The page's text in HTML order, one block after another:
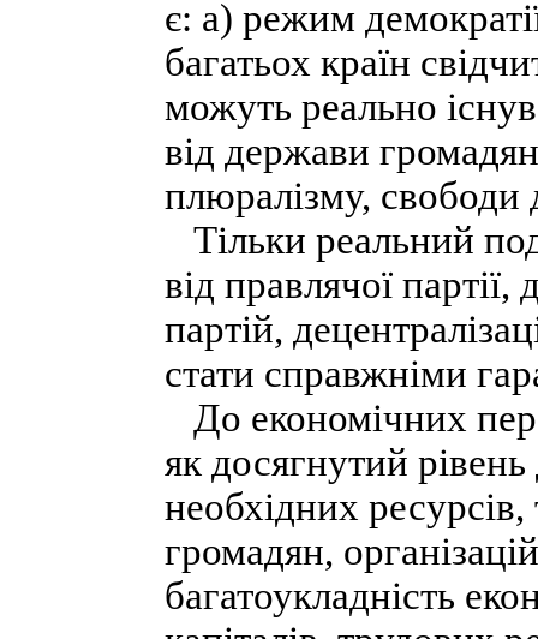
є: а) режим
багатьох країн
можуть реально
від держави
плюралізму, свободи
Тільки реальний
від правлячої
партій,
стати справжніми
До економічних
як досягнутий
необхідних
громадян,
багатоукладність